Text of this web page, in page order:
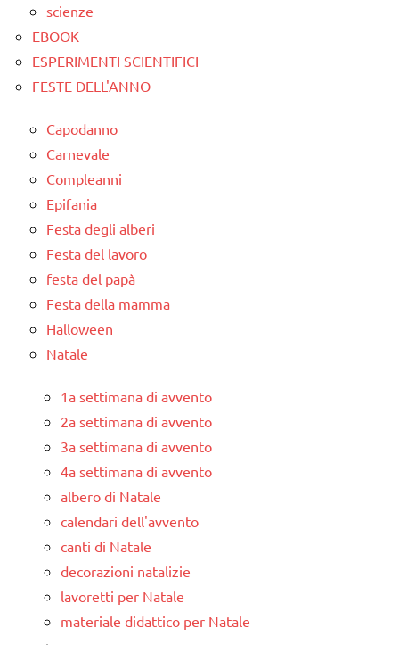
TUTTI GLI
ARTICOLI
scienze
EBOOK
ESPERIMENTI SCIENTIFICI
FESTE DELL'ANNO
Capodanno
Carnevale
Compleanni
Epifania
Festa degli alberi
Festa del lavoro
festa del papà
Festa della mamma
Halloween
Natale
1a settimana di avvento
2a settimana di avvento
3a settimana di avvento
4a settimana di avvento
albero di Natale
calendari dell'avvento
canti di Natale
decorazioni natalizie
lavoretti per Natale
materiale didattico per Natale